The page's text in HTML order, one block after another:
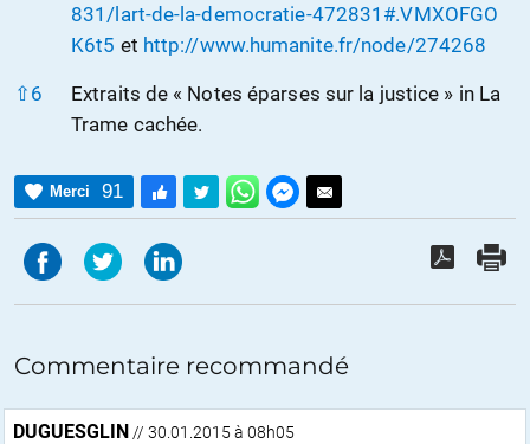
831/lart-de-la-democratie-472831#.VMXOFGO
K6t5 et http://www.humanite.fr/node/274268
⇧ 6
Extraits de « Notes éparses sur la justice » in La
Trame cachée.
Merci 91
Commentaire recommandé
DUGUESGLIN // 30.01.2015 à 08h05